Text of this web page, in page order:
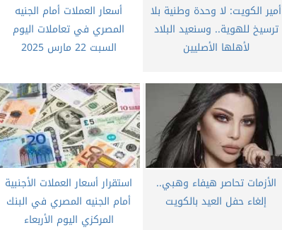
أمير الكويت: لا وحدة وطنية بلا
ترسيخ للهوية.. وسنعيد البلاد
لأهلها الأصليين
أسعار العملات أمام الجنيه
المصري في تعاملات اليوم
السبت 22 مارس 2025
الأزمات تحاصر هيفاء وهبي..
إلغاء حفل العيد بالكويت
استقرار أسعار العملات الأجنبية
أمام الجنيه المصري في البنك
المركزي اليوم الأربعاء